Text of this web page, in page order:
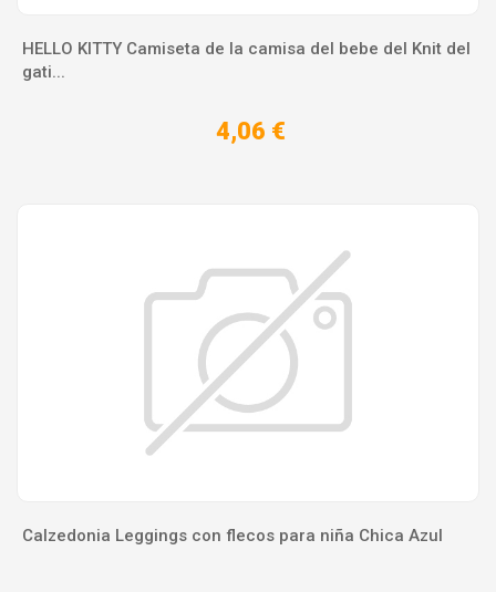
HELLO KITTY Camiseta de la camisa del bebe del Knit del
gati...
4,06 €
Calzedonia Leggings con flecos para niña Chica Azul